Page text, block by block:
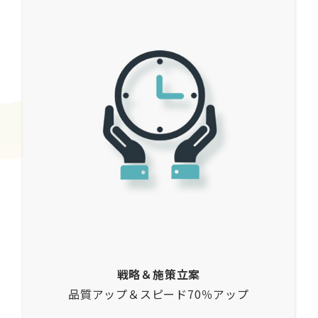
戦略＆施策立案
品質アップ＆スピード70％アップ